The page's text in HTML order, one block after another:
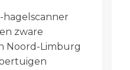
hagelscanner
zware
Noord-Limburg